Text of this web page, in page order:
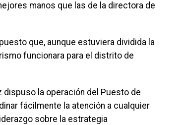
manos que las de la directora de
que, aunque estuviera dividida la
funcionara para el distrito de
dispuso la operación del Puesto de
fácilmente la atención a cualquier
sobre la estrategia